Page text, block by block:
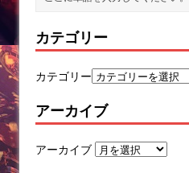
カテゴリー
カテゴリー
アーカイブ
アーカイブ